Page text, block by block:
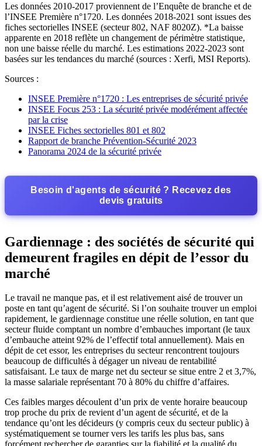
Les données 2010-2017 proviennent de l’Enquête de branche et de
l’INSEE Première n°1720. Les données 2018-2021 sont issues des
fiches sectorielles INSEE (secteur 802, NAF 8020Z). *La baisse
apparente en 2018 reflète un changement de périmètre statistique,
non une baisse réelle du marché. Les estimations 2022-2023 sont
basées sur les tendances du marché (sources : Xerfi, MSI Reports).
Sources :
INSEE Première n°1720 : Les entreprises de sécurité privée
INSEE Focus 253 : La sécurité privée modérément affectée
par la crise
INSEE Fiches sectorielles 801 et 802
Rapport de branche Prévention-Sécurité 2023
Panorama 2024 de la sécurité privée
Besoin d'agents de sécurité ? Recevez des
devis gratuits
Gardiennage : des sociétés de sécurité qui
demeurent fragiles en dépit de l’essor du
marché
Le travail ne manque pas, et il est relativement aisé de trouver un
poste en tant qu’agent de sécurité. Si l’on souhaite trouver un emploi
rapidement, le gardiennage constitue une réelle solution, en tant que
secteur fluide comptant un nombre d’embauches important (le taux
d’embauche atteint 92% de l’effectif total annuellement). Mais en
dépit de cet essor, les entreprises du secteur rencontrent toujours
beaucoup de difficultés à dégager un niveau de rentabilité
satisfaisant. Le taux de marge net du secteur se situe entre 2 et 3,7%,
la masse salariale représentant 70 à 80% du chiffre d’affaires.
Ces faibles marges découlent d’un prix de vente horaire beaucoup
trop proche du prix de revient d’un agent de sécurité, et de la
tendance qu’ont les décideurs (y compris ceux du secteur public) à
systématiquement se tourner vers les tarifs les plus bas, sans